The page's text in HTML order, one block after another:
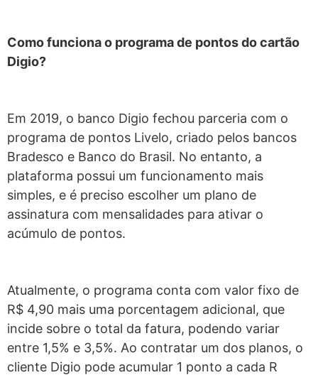
Como funciona o programa de pontos do cartão
Digio?
Em 2019, o banco Digio fechou parceria com o
programa de pontos Livelo, criado pelos bancos
Bradesco e Banco do Brasil. No entanto, a
plataforma possui um funcionamento mais
simples, e é preciso escolher um plano de
assinatura com mensalidades para ativar o
acúmulo de pontos.
Atualmente, o programa conta com valor fixo de
R$ 4,90 mais uma porcentagem adicional, que
incide sobre o total da fatura, podendo variar
entre 1,5% e 3,5%. Ao contratar um dos planos, o
cliente Digio pode acumular 1 ponto a cada R